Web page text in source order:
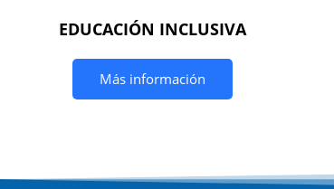
EDUCACIÓN INCLUSIVA
Más información